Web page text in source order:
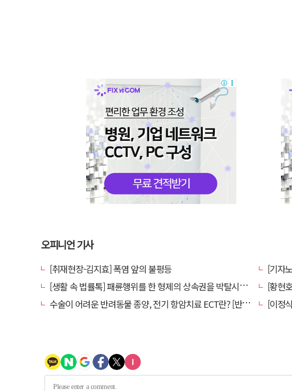
오피니언 기사
[취재현장-김지효] 폭염 앞의 불평등
[기자노
[생활 속 법률톡] 패륜행위를 한 형제의 상속권을 박탈시킬 수 있을까요
[황현
수술이 어려운 반려동물 종양, 전기 항암치료 ECT란? [반려동물 건강톡톡]
[이정식